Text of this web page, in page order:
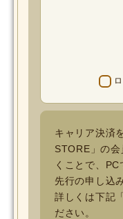
キャリア決済
STORE」の
くことで、
先行の申し込
詳しくは下記
ださい。